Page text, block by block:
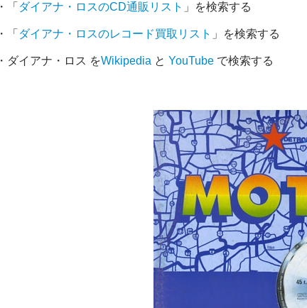
・「 ダイアナ・ロスのCD通販リスト 」を検索する
・「 ダイアナ・ロスのレコード買取リスト 」を検索する
・ダイアナ・ロス をWikipedia と YouTube で検索する